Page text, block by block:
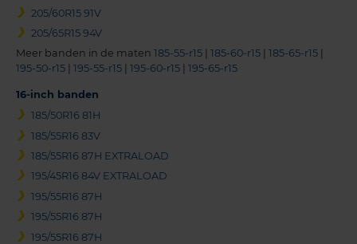
205/60R15 91V
205/65R15 94V
Meer banden in de maten 185-55-r15 185-60-r15 185-65-r15
195-50-r15
195-55-r15 195-60-r15 195-65-r15
16-inch banden
185/50R16 81H
185/55R16 83V
185/55R16 87H EXTRALOAD
195/45R16 84V EXTRALOAD
195/55R16 87H
195/55R16 87H
195/55R16 87H